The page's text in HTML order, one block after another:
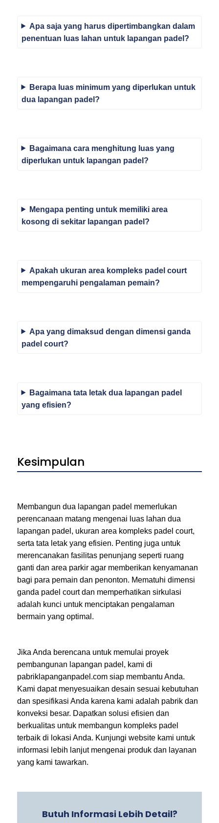
Apa saja yang harus dipertimbangkan dalam
penentuan luas lahan untuk lapangan padel?
Berapa luas minimum yang diperlukan untuk
dua lapangan padel?
Bagaimana cara menghitung luas yang
diperlukan untuk lapangan padel?
Mengapa penting untuk memiliki area
kosong di sekitar lapangan padel?
Apakah ukuran area kompleks padel court
mempengaruhi pengalaman pemain?
Apa yang dimaksud dengan dimensi ganda
padel court?
Bagaimana tata letak dua lapangan padel
yang efisien?
Kesimpulan
Membangun dua lapangan padel memerlukan
perencanaan matang mengenai luas lahan dua
lapangan padel, ukuran area kompleks padel court,
serta tata letak yang efisien. Penting juga untuk
merencanakan fasilitas penunjang seperti ruang
ganti dan area parkir agar memberikan kenyamanan
bagi para pemain dan penonton. Mematuhi dimensi
ganda padel court dan memperhatikan sirkulasi
adalah kunci untuk menciptakan pengalaman
bermain yang optimal.
Jika Anda berencana untuk memulai proyek
pembangunan lapangan padel, kami di
pabriklapanganpadel.com siap membantu Anda.
Kami dapat menyesuaikan desain sesuai kebutuhan
dan spesifikasi Anda karena kami adalah pabrik dan
konveksi besar. Dapatkan solusi efisien dan
berkualitas untuk membangun kompleks padel
terbaik di lokasi Anda. Kunjungi website kami untuk
informasi lebih lanjut mengenai produk dan layanan
yang kami tawarkan.
Butuh Informasi Lebih Detail?